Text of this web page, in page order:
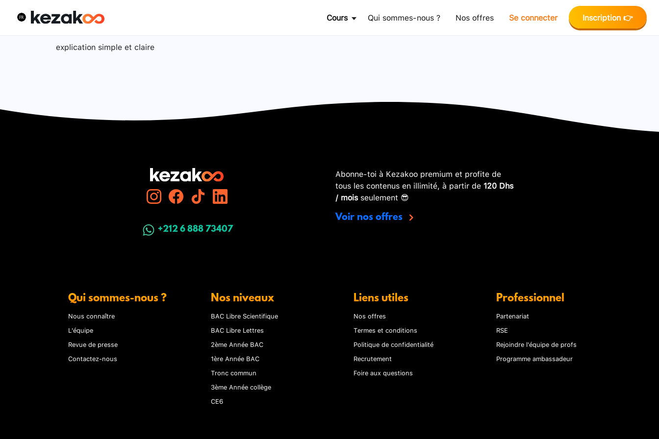
Cours Qui sommes-nous ? Nos offres Se connecter Inscription 👉
explication simple et claire
+212 6 888 73407
Abonne-toi à Kezakoo premium et profite de
tous les contenus en illimité, à partir de 120 Dhs
/ moisseulement 😎
Voir nos offres
Qui sommes-nous ?
Nous connaître
L'équipe
Revue de presse
Contactez-nous
Nos niveaux
BAC Libre Scientifique
BAC Libre Lettres
2ème Année BAC
1ère Année BAC
Tronc commun
3ème Année collège
CE6
Liens utiles
Nos offres
Termes et conditions
Politique de confidentialité
Recrutement
Foire aux questions
Professionnel
Partenariat
RSE
Rejoindre l'équipe de profs
Programme ambassadeur